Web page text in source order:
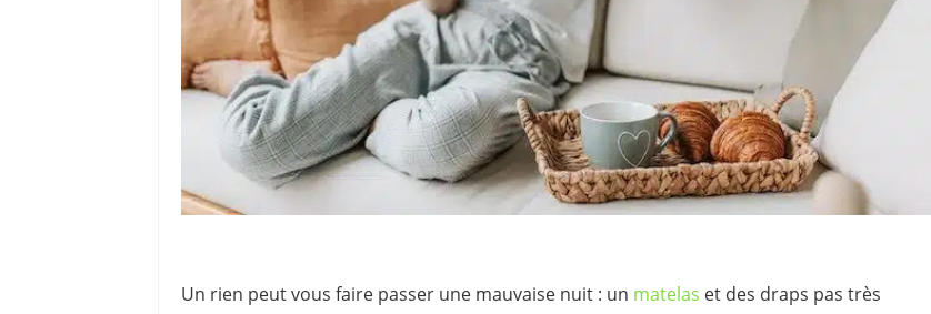
Un rien peut vous faire passer une mauvaise nuit : un matelas et des draps pas très